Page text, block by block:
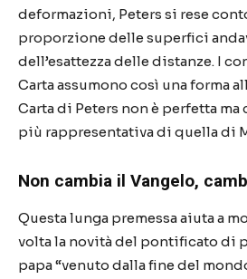
deformazioni, Peters si rese
proporzione delle superfici
dell’esattezza delle distanze. I
Carta assumono così una forma
Carta di Peters nonè perfetta ma
più rappresentativa di quella di
Non cambia il Vangelo,
Questa lunga premessa aiuta a
volta la novitàdel pontificato di
papa“venuto dalla fine del